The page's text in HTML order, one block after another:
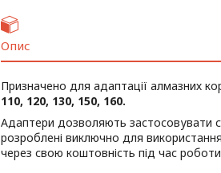
Опис
Призначено для адаптації алмазних
110, 120, 130, 150, 160.
Адаптери дозволяють застосовувати
розроблені виключно для
через свою коштовність під час